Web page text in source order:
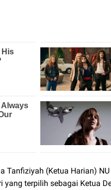
Tanfiziyah (Ketua Harian)
yang terpilih sebagai Ketua